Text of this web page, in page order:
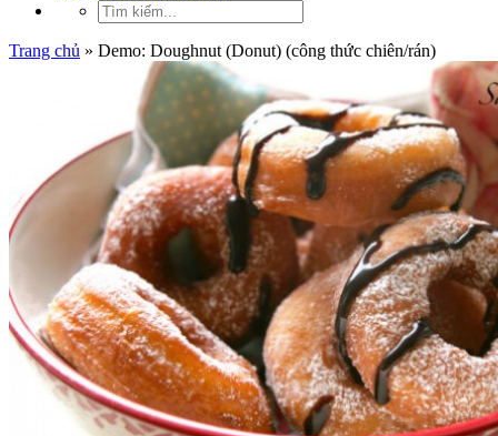
Trang chủ » Demo: Doughnut (Donut) (công thức chiên/rán)